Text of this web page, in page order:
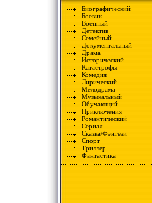
Биографический
Боевик
Военный
Детектив
Семейный
Документальный
Драма
Исторический
Катастрофы
Комедия
Лирический
Мелодрама
Музыкальный
Обучающий
Приключения
Романтический
Сериал
Сказка/Фэнтези
Спорт
Триллер
Фантастика